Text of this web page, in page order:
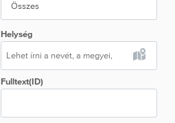
Összes
Helység
Fulltext(ID)